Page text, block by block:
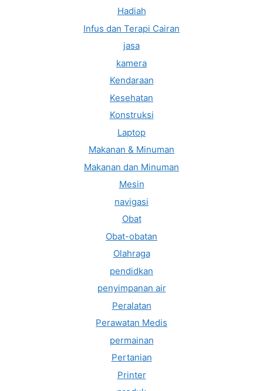
Hadiah
Infus dan Terapi Cairan
jasa
kamera
Kendaraan
Kesehatan
Konstruksi
Laptop
Makanan & Minuman
Makanan dan Minuman
Mesin
navigasi
Obat
Obat-obatan
Olahraga
pendidkan
penyimpanan air
Peralatan
Perawatan Medis
permainan
Pertanian
Printer